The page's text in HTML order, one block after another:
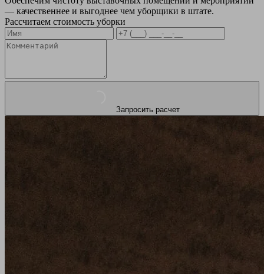
— качественнее и выгоднее чем уборщики в штате.
Рассчитаем стоимость уборки
Запросить расчет